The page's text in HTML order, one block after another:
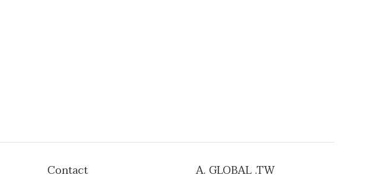
Contact A. GLOBAL .TW